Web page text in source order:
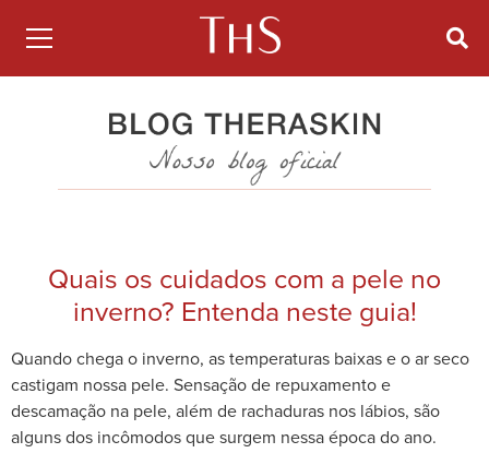
Quais os cuidados com a pele no
inverno? Entenda neste guia!
Quando chega o inverno, as temperaturas baixas e o ar seco
castigam nossa pele. Sensação de repuxamento e
descamação na pele, além de rachaduras nos lábios, são
alguns dos incômodos que surgem nessa época do ano.